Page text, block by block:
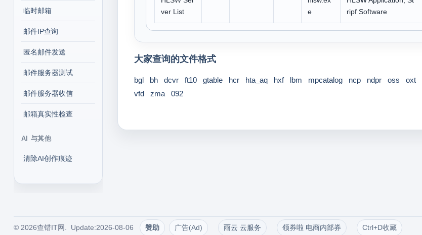
临时邮箱
邮件IP查询
匿名邮件发送
邮件服务器测试
邮件服务器收信
邮箱真实性检查
AI 与其他
清除AI创作痕迹
ver List
e
ripf Software
大家查询的文件格式
bgl bh dcvr ft10 gtable hcr hta_aq hxf lbm mpcatalog ncp ndpr oss oxt
vfd
zma 092
© 2026查错IT网. Update:2026-08-06 赞助 广告(Ad) 雨云 云服务 领券啦 电商内部券 Ctrl+D收藏